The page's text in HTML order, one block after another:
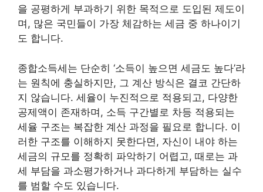
을 공평하게 부과하기 위한 목적으로 도입된 제도이
며, 많은 국민들이 가장 체감하는 세금 중 하나이기
도 합니다.
종합소득세는 단순히 ‘소득이 높으면 세금도 높다’라
는 원칙에 충실하지만, 그 계산 방식은 결코 간단하
지 않습니다. 세율이 누진적으로 적용되고, 다양한
공제액이 존재하며, 소득 구간별로 차등 적용되는
세율 구조는 복잡한 계산 과정을 필요로 합니다. 이
러한 구조를 이해하지 못한다면, 자신이 내야 하는
세금의 규모를 정확히 파악하기 어렵고, 때로는 과
세 부담을 과소평가하거나 과다하게 부담하는 실수
를 범할 수도 있습니다.